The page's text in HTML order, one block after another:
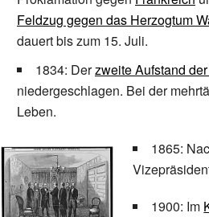
Feldzug gegen das Herzogtum
dauert bis zum 15. Juli.
1834: Derzweite Aufstand
niedergeschlagen. Bei der
Leben.
1865:
1900: Im